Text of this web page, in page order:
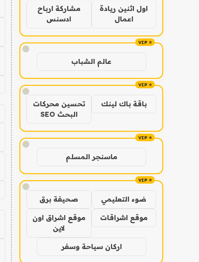
اول اثنين ريادة
اعمال
مشاركة ارباح
ادسنس
!
عالم الشباب
!
باقة باك لينك
تحسين محركات
البحث SEO
!
ماسنجر المسلم
!
ضوء التعليمي صحيفة برق
موقع اشراقات
موقع اشراق اون
لاين
اركان سياحة وسفر